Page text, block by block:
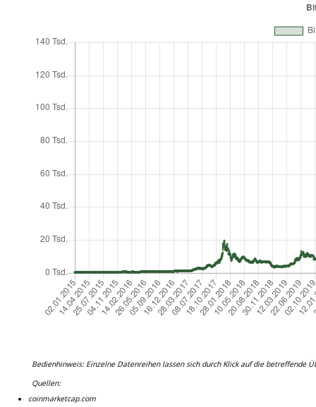
Bedienhinweis: Einzelne Datenreihen lassen sich durch Klick auf die betreffende
Quellen:
coinmarketcap.com